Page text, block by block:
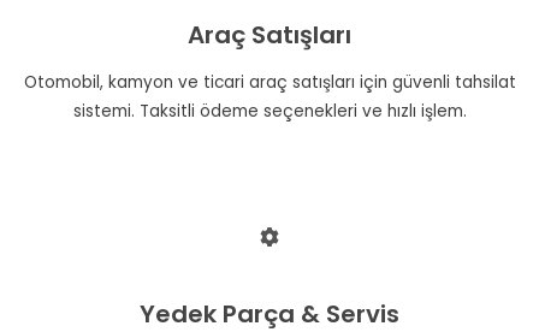
Araç Satışları
Otomobil, kamyon ve ticari araç satışları için güvenli tahsilat
sistemi. Taksitli ödeme seçenekleri ve hızlı işlem.
Yedek Parça & Servis